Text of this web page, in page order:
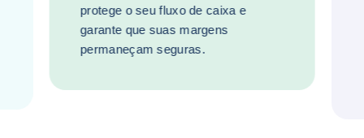
protege o seu fluxo de caixa e
garante que suas margens
permaneçam seguras.